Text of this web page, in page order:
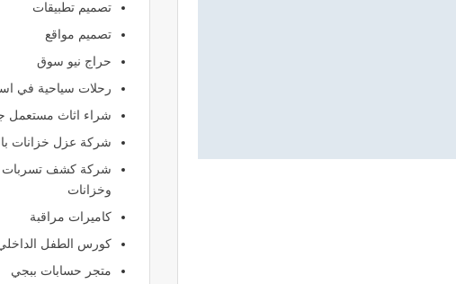
تصميم تطبيقات
تصميم مواقع
حراج نيو سوق
رحلات سياحية في
شراء اثاث مستعمل
شركة عزل خزانات
شركة كشف تسربات
وخزانات
كاميرات مراقبة
كورس الطفل
متجر حسابات ببجي